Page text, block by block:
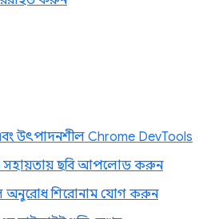
উৎপাদনশীল Chrome DevTools
সহায়তায় ছবি আপলোড করুন
অনুরোধ শিরোনাম যোগ করুন